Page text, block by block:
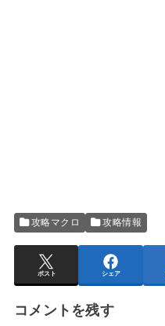
攻略マクロ 攻略情報
ポスト シェア
コメントを残す